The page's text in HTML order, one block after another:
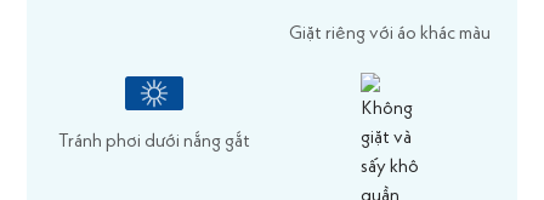
Giặt riêng với áo khác màu
Tránh phơi dưới nắng gắt